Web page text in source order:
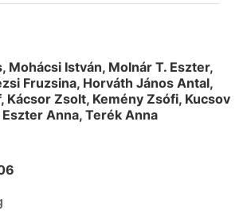
Mohácsi István, Molnár T. Eszter,
Fruzsina, Horváth János Antal,
Kácsor Zsolt, Kemény Zsófi, Kucsov
Anna, Terék Anna